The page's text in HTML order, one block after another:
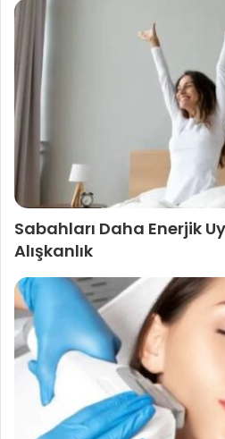
Sabahları Daha Enerjik
Alışkanlık